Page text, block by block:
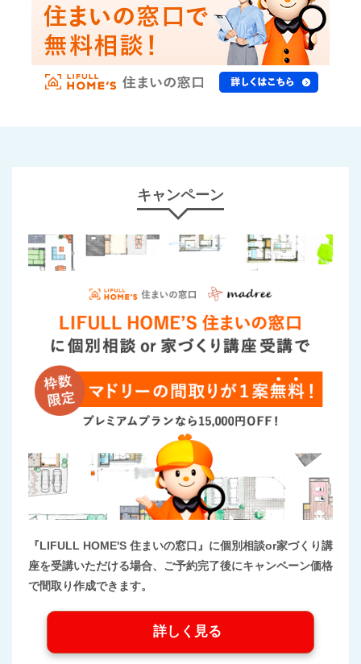
キャンペーン
『LIFULL HOME'S 住まいの窓口』に個別相談or家づくり講
座を受講いただける場合、ご予約完了後にキャンペーン価格
で間取り作成できます。
詳しく見る